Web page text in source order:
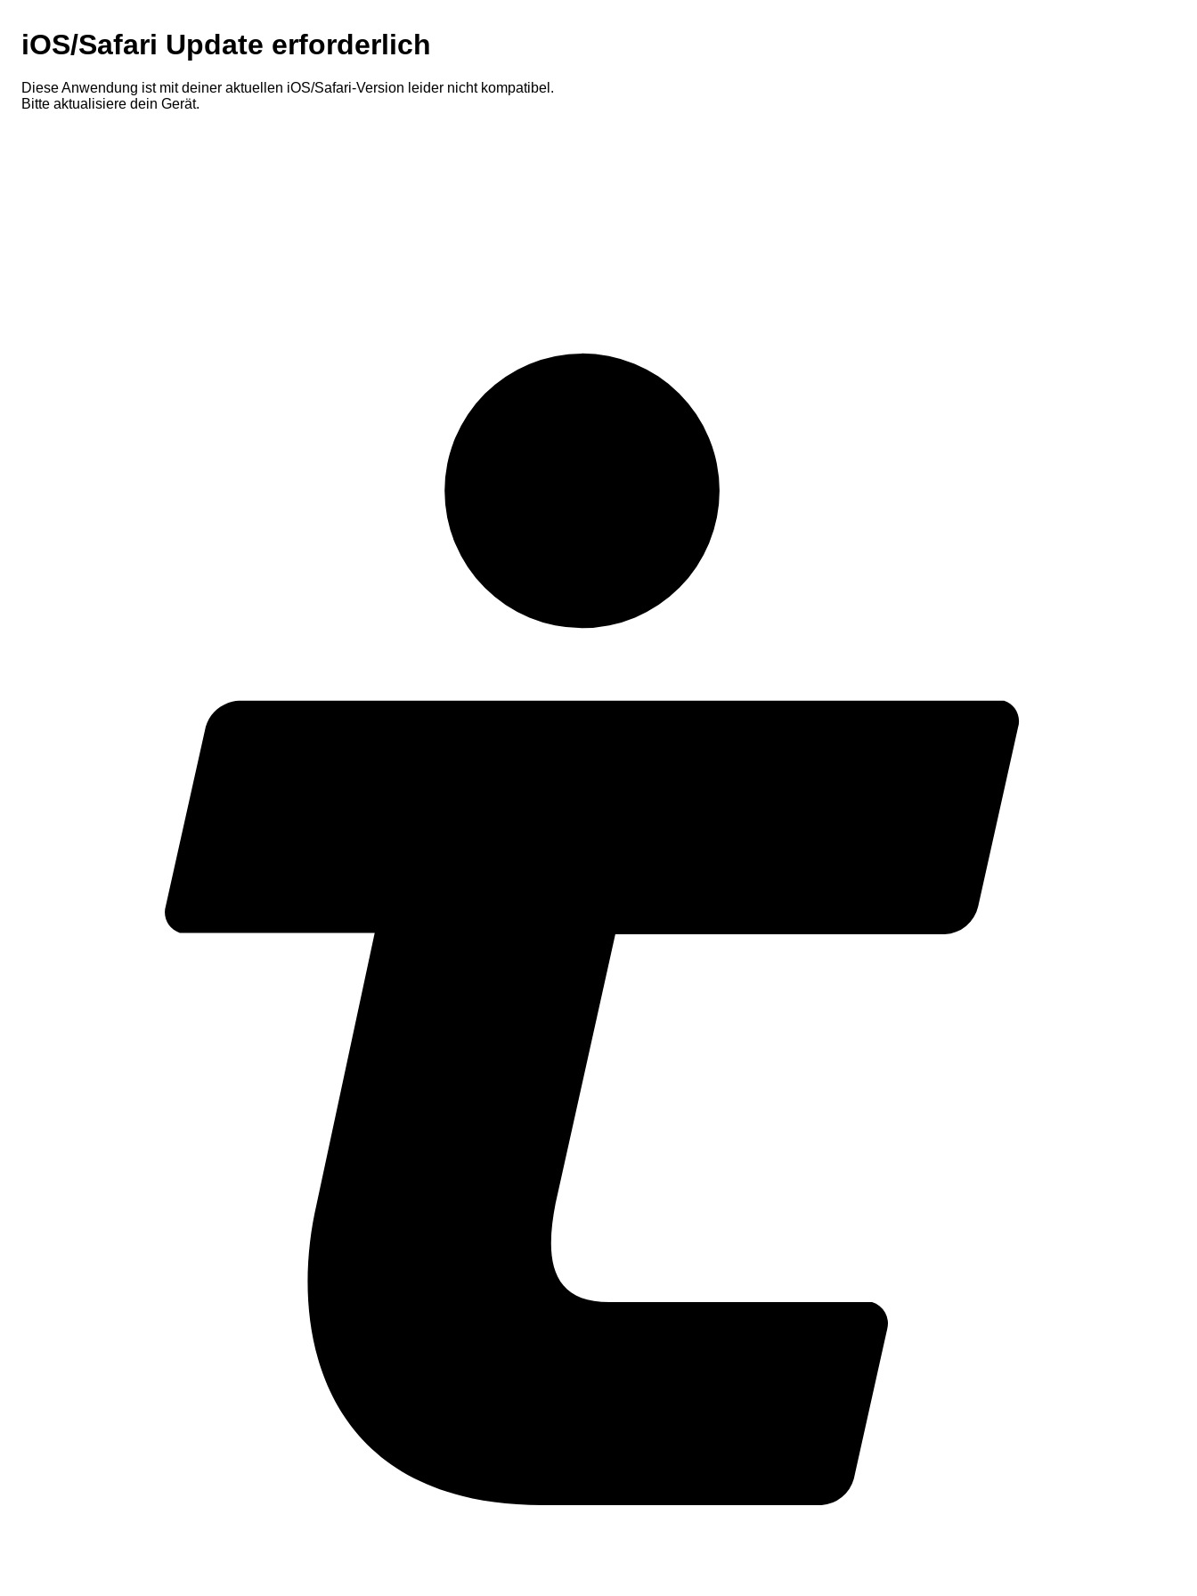
iOS/Safari Update erforderlich
Diese Anwendung ist mit deiner aktuellen iOS/Safari-Version leider nicht kompatibel.
Bitte aktualisiere dein Gerät.